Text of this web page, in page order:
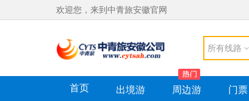
欢迎您，来到中青旅安徽官网
所有线路
首页 出境游 周边游 门票